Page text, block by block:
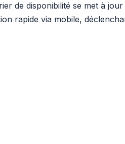
de disponibilité se met à
rapide via mobile,